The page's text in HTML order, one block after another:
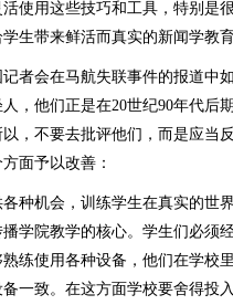
使用这些技巧和工具，特别是
生带来鲜活而真实的新闻学教育
会在马航失联事件的报道中
，他们正是在20世纪90年代后
以，不要去批评他们，而是应
面予以改善：
机会，训练学生在真实的世
学院教学的核心。学生们必须
练使用各种设备，他们在学校
一致。在这方面学校要舍得投